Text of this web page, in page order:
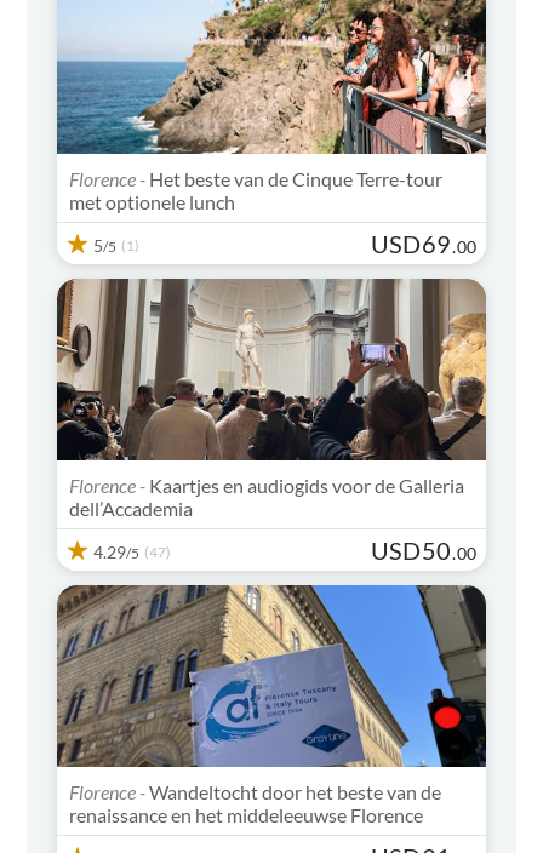
Florence - Het beste van de Cinque Terre-tour
met optionele lunch
5/5 (1) USD69.00
Florence - Kaartjes en audiogids voor de Galleria
dell’Accademia
4.29/5 (47) USD50.00
Florence -Wandeltocht door het beste van de
renaissance en het middeleeuwse Florence